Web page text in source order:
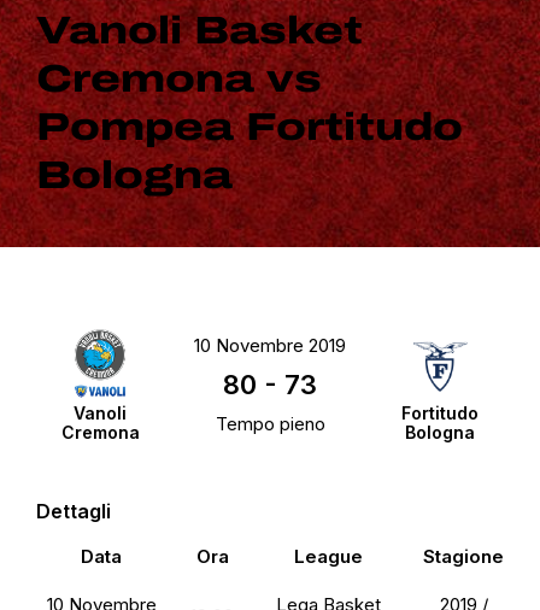
Vanoli Basket
Cremona vs
Pompea Fortitudo
Bologna
Vanoli
Cremona
Fortitudo
Bologna
10 Novembre 2019
80 - 73
Tempo pieno
Dettagli
Data Ora League Stagione
10 Novembre
Lega Basket
2019 /